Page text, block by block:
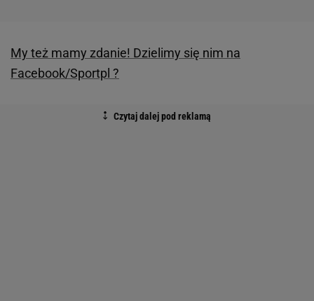
My też mamy zdanie! Dzielimy się nim na
Facebook/Sportpl ?